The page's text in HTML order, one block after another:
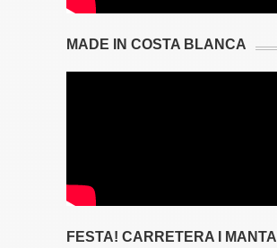
MADE IN COSTA BLANCA
FESTA! CARRETERA I MANTA